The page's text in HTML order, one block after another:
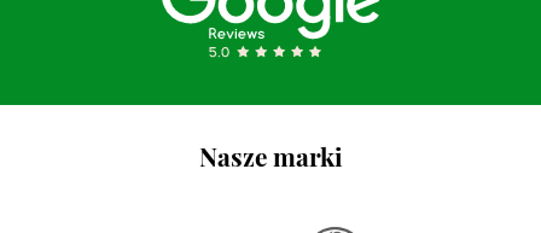
Nasze marki